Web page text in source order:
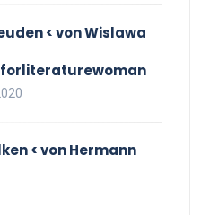
< von Wislawa
< von Hermann